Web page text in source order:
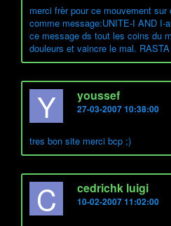
merci frèr pour ce mouvement
comme message:UNITE-I AND I-
ce message ds tout les coins du
douleurs et vaincre le mal.
Y youssef
27-03-2007 10:38:00
tres bon site merci bcp ;)
C cedrichk luigi
10-02-2007 11:02:00